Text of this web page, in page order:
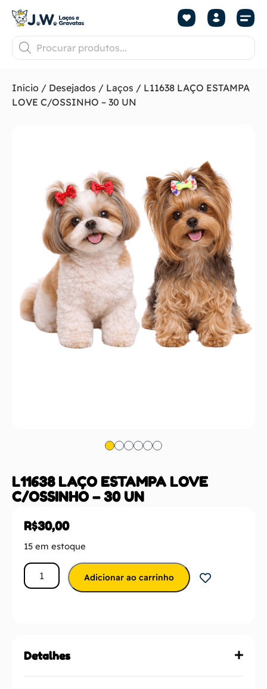
Início / Desejados / Laços / L11638 LAÇO ESTAMPA
LOVE C/OSSINHO – 30 UN
L11638 LAÇO ESTAMPA LOVE
C/OSSINHO – 30 UN
R$30,00
15 em estoque
Adicionar ao carrinho
Detalhes